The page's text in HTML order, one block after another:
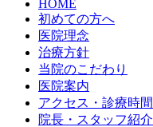
HOME
初めての方へ
医院理念
治療方針
当院のこだわり
医院案内
アクセス・診療時間
院長・スタッフ紹介